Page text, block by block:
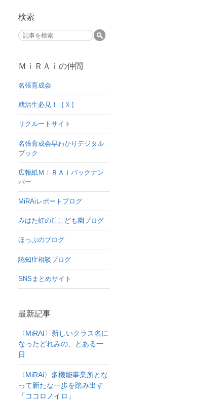
検索
ＭｉＲＡｉの仲間
名張育成会
就活生必見！［Ｘ］
リクルートサイト
名張育成会早わかりデジタル
ブック
広報紙ＭｉＲＡｉバックナン
バー
MiRAiレポートブログ
みはた虹の丘こども園ブログ
ほっぷのブログ
認知症相談ブログ
SNSまとめサイト
最新記事
〈MiRAI〉新しいクラス名に
なったどれみの、とある一
日
〈MiRAi〉多機能事業所とな
って新たな一歩を踏み出す
「ココロノイロ」